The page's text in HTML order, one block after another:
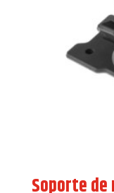
Soporte de